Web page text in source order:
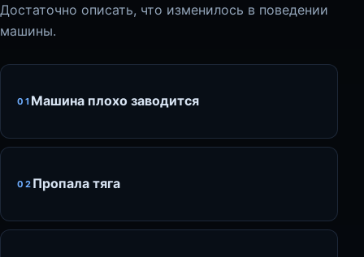
Достаточно описать, что изменилось в поведении
машины.
01 Машина плохо заводится
02 Пропала тяга